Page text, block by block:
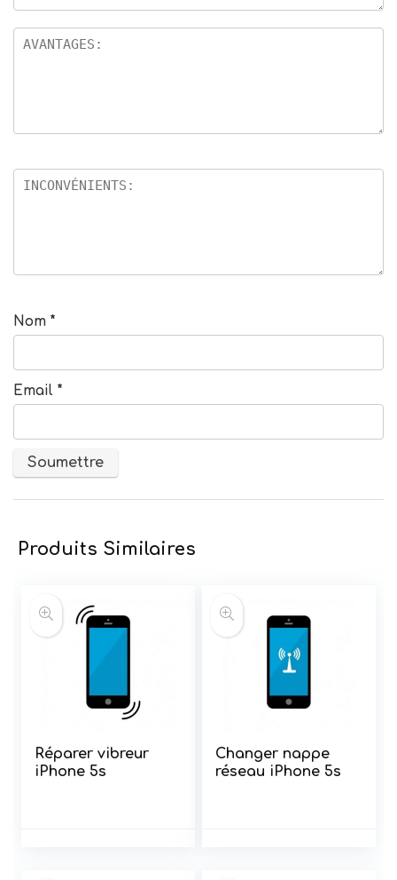
Nom *
Email *
Produits Similaires
Réparer vibreur
iPhone 5s
Changer nappe
réseau iPhone 5s